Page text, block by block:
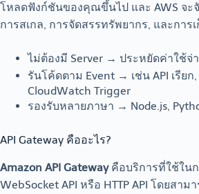
โหลดฟังก์ชันของคุณขึ้นไป และ AWS จะ
การสเกล, การจัดสรรทรัพยากร, และการ
ไม่ต้องมี Server → ประหยัดค่าใช้จ่
รันโค้ดตาม Event → เช่น API เรียก,
CloudWatch Trigger
รองรับหลายภาษา → Node.js,
API Gateway คืออะไร?
Amazon API Gatewayคือบริการที่ใช้ในก
WebSocket API หรือ HTTP API โดยสา